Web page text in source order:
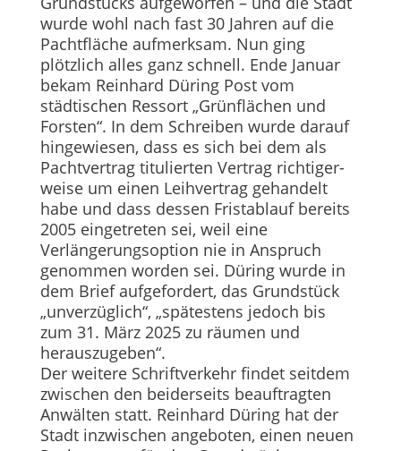
wurde wohl nach fast 30 Jahren auf die
Pacht­fläche aufmerksam. Nun ging
plötzlich alles ganz schnell. Ende Januar
bekam Reinhard Düring Post vom
städtischen Ressort „Grünflächen und
Fors­ten“. In dem Schreiben wurde darauf
hingewiesen, dass es sich bei dem als
Pachtvertrag titulierten Vertrag richtiger-
weise um einen Leihvertrag gehandelt
habe und dass dessen Fristablauf bereits
2005 eingetreten sei, weil eine
Verlängerungsoption nie in Anspruch
genommen worden sei. Düring wurde in
dem Brief aufgefordert, das Grundstück
„unverzüglich“, „spätes­tens jedoch bis
zum 31. März 2025 zu räumen und
herauszugeben“.
Der weitere Schriftverkehr findet seitdem
zwischen den beiderseits beauftragten
Anwälten statt. Reinhard Düring hat der
Stadt inzwischen angeboten, einen neuen